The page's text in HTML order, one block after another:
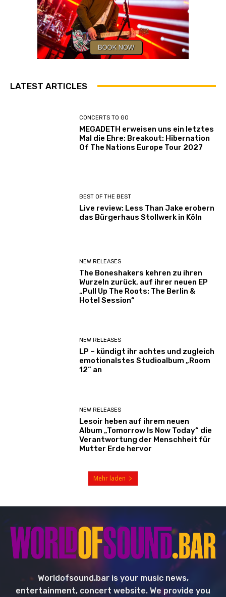
LATEST ARTICLES
CONCERTS TO GO
MEGADETH erweisen uns ein letztes
Mal die Ehre: Breakout: Hibernation
Of The Nations Europe Tour 2027
BEST OF THE BEST
Live review: Less Than Jake erobern
das Bürgerhaus Stollwerk in Köln
NEW RELEASES
The Boneshakers kehren zu ihren
Wurzeln zurück, auf ihrer neuen EP
„Pull Up The Roots: The Berlin &
Hotel Session“
NEW RELEASES
LP – kündigt ihr achtes und zugleich
emotionalstes Studioalbum „Room
12“ an
NEW RELEASES
Lesoir heben auf ihrem neuen
Album „Tomorrow Is Now Today“ die
Verantwortung der Menschheit für
Mutter Erde hervor
Mehr laden
Worldofsound.bar is your music news,
entertainment, concert website. We provide you